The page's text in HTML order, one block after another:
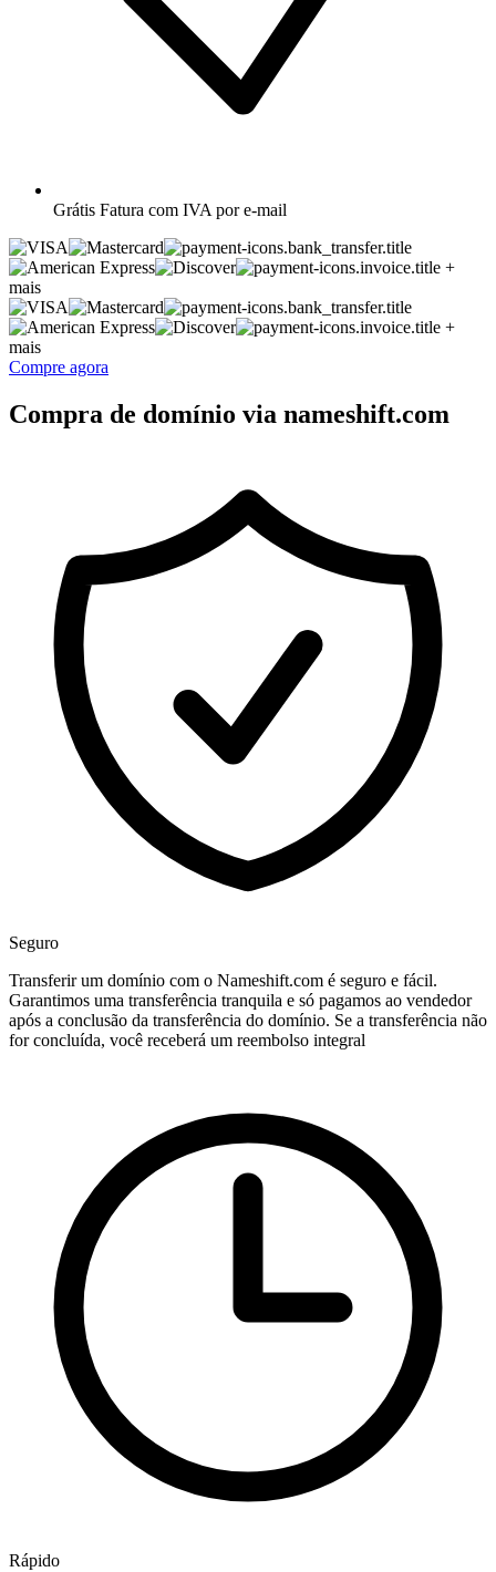
Grátis Fatura com IVA por e-mail
+
mais
+
mais
Compre agora
Compra de domínio via nameshift.com
Seguro
Transferir um domínio com o Nameshift.com é seguro e fácil.
Garantimos uma transferência tranquila e só pagamos ao vendedor
após a conclusão da transferência do domínio. Se a transferência não
for concluída, você receberá um reembolso integral
Rápido